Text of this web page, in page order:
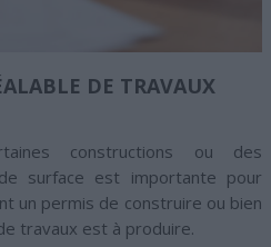
DE TRAVAUX
constructions ou des
surface est importante pour
un permis de construire ou bien
travaux est à produire.